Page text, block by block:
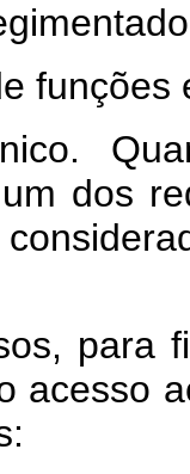
dos
para
acesso